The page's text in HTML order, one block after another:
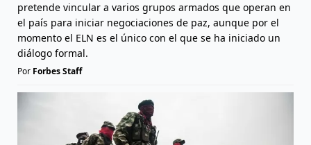
pretende vincular a varios grupos armados que operan en
el país para iniciar negociaciones de paz, aunque por el
momento el ELN es el único con el que se ha iniciado un
diálogo formal.
Por Forbes Staff